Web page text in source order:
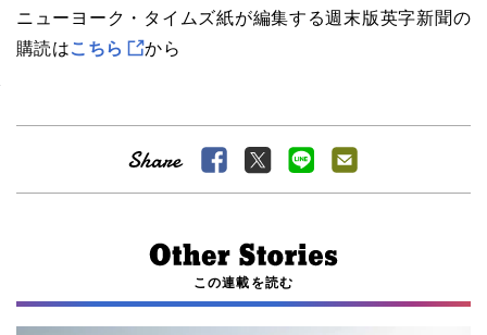
ニューヨーク・タイムズ紙が編集する週末版英字新聞の
購読はこちら から
この連載を読む